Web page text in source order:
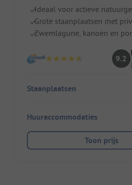
Ideaal voor actieve
Grote staanplaatsen met
Zwemlagune, kanoën en
9.2
Staanplaatsen
Huuraccommodaties
Toon prijs